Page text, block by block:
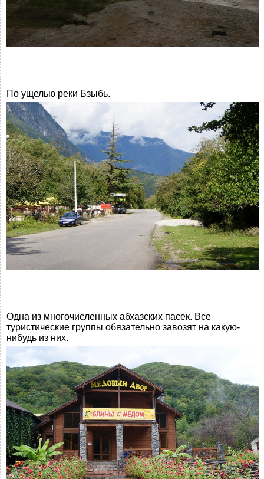
По ущелью реки Бзыбь.
Одна из многочисленных абхазских пасек. Все
туристические группы обязательно завозят на какую-
нибудь из них.